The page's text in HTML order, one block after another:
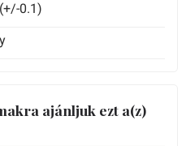
0.1)
ajánljuk ezt a(z)